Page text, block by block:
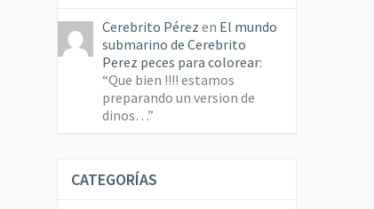
Cerebrito Pérez en El mundo
submarino de Cerebrito
Perez peces para colorear:
“Que bien !!!! estamos
preparando un version de
dinos…”
CATEGORÍAS